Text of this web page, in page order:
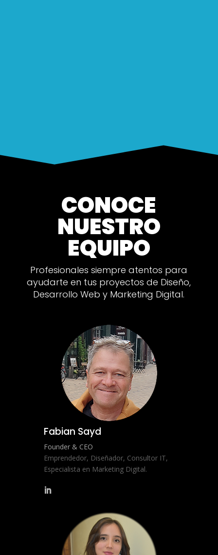
CONOCE
NUESTRO
EQUIPO
Profesionales siempre atentos para
ayudarte en tus proyectos de Diseño,
Desarrollo Web y Marketing Digital.
Fabian Sayd
Founder & CEO
Emprendedor, Diseñador, Consultor IT,
Especialista en Marketing Digital.